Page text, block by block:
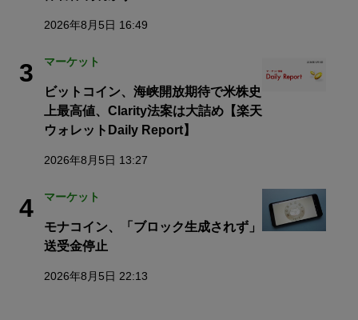
2026年8月5日 16:49
3 マーケット
ビットコイン、海峡開放期待で米株史
上最高値、Clarity法案は大詰め【楽天
ウォレットDaily Report】
2026年8月5日 13:27
4 マーケット
モナコイン、「ブロック生成されず」
送受金停止
2026年8月5日 22:13